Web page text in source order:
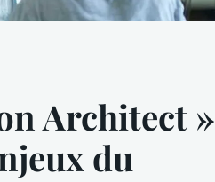
Architect »
du